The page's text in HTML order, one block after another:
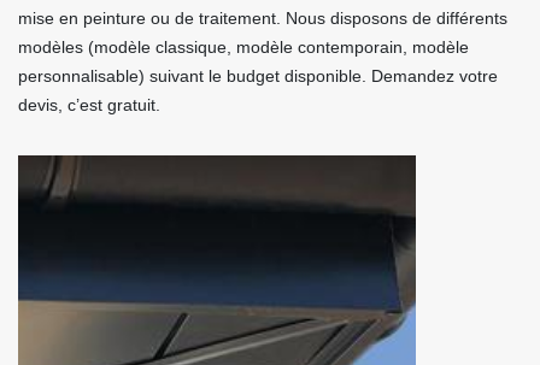
mise en peinture ou de traitement. Nous disposons de différents
modèles (modèle classique, modèle contemporain, modèle
personnalisable) suivant le budget disponible. Demandez votre
devis, c’est gratuit.